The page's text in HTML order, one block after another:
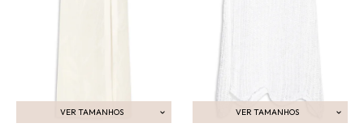
VER TAMANHOS
ADICIONAR AO CARRINHO
VER TAMANHOS
ADICIONAR AO CARRINHO